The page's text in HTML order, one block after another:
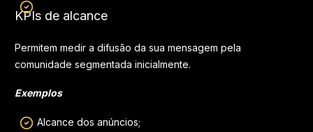
KPIs de alcance
Permitem medir a difusão da sua mensagem pela
comunidade segmentada inicialmente.
Exemplos
Alcance dos anúncios;